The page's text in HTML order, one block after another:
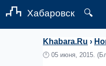
Хабаровск 🔍
Khabara.Ru ›
🕛 05 июня, 2015.